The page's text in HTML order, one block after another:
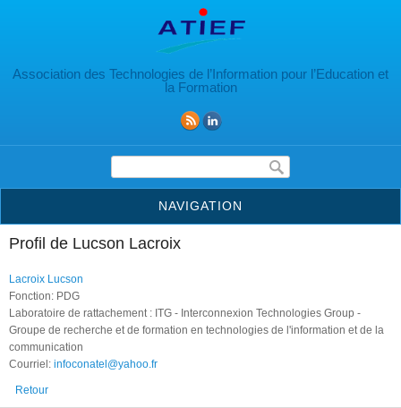
Association des Technologies de l’Information pour l’Education et
la Formation
Formulaire de recherche
NAVIGATION
Profil de Lucson Lacroix
Lacroix Lucson
Fonction: PDG
Laboratoire de rattachement : ITG - Interconnexion Technologies Group -
Groupe de recherche et de formation en technologies de l'information et de la
communication
Courriel: infoconatel@yahoo.fr
Retour